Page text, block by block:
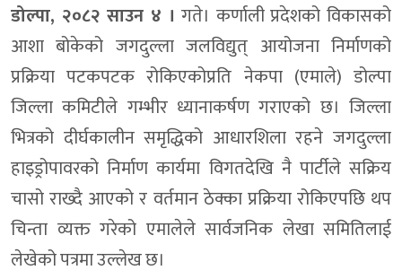
डोल्पा, २०८२ साउन ४ । गते। कर्णाली प्रदेशको विकासको
आशा बोकेको जगदुल्ला जलविद्युत् आयोजना निर्माणको
प्रक्रिया पटकपटक रोकिएकोप्रति नेकपा (एमाले) डोल्पा
जिल्ला कमिटीले गम्भीर ध्यानाकर्षण गराएको छ। जिल्ला
भित्रको दीर्घकालीन समृद्धिको आधारशिला रहने जगदुल्ला
हाइड्रोपावरको निर्माण कार्यमा विगतदेखि नै पार्टीले सक्रिय
चासो राख्दै आएको र वर्तमान ठेक्का प्रक्रिया रोकिएपछि थप
चिन्ता व्यक्त गरेको एमालेले सार्वजनिक लेखा समितिलाई
लेखेको पत्रमा उल्लेख छ।